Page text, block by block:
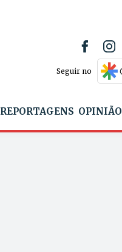
Seguir no
REPORTAGENS OPINIÃO